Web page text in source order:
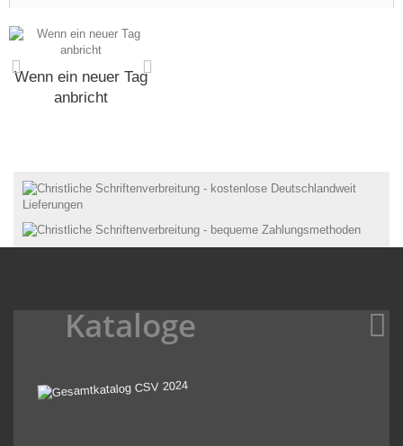
Wenn ein neuer Tag
anbricht
Kataloge